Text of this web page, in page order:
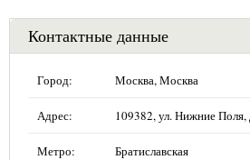
Контактные данные
Город: Москва, Москва
Адрес: 109382, ул. Нижние Поля,
Метро: Братиславская